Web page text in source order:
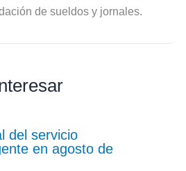
de sueldos y jornales.
del servicio
en agosto de